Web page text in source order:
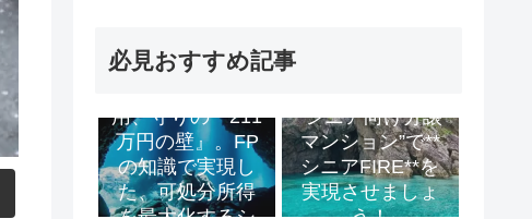
必見おすすめ記事
用、守りの『211
万円の壁』。FP
の知識で実現し
た、可処分所得
”シニア向け分譲
マンション”で**
シニアFIRE**を
実現させましょ